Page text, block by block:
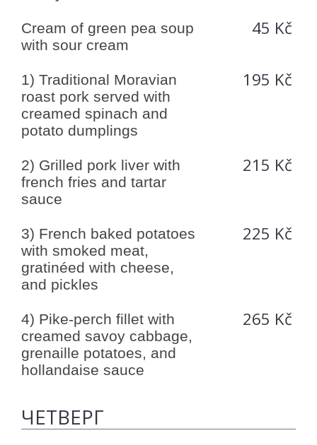
Cream of green pea soup
with sour cream
45 Kč
1) Traditional Moravian
roast pork served with
creamed spinach and
potato dumplings
195 Kč
2) Grilled pork liver with
french fries and tartar
sauce
215 Kč
3) French baked potatoes
with smoked meat,
gratinéed with cheese,
and pickles
225 Kč
4) Pike-perch fillet with
creamed savoy cabbage,
grenaille potatoes, and
hollandaise sauce
265 Kč
ЧЕТВЕРГ